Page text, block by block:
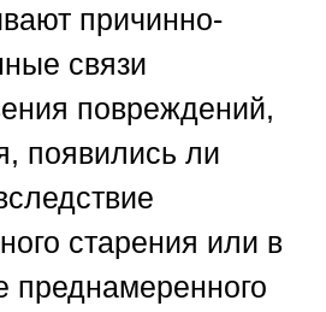
причинно-
связи
повреждений,
появились ли
старения или в
преднамеренного